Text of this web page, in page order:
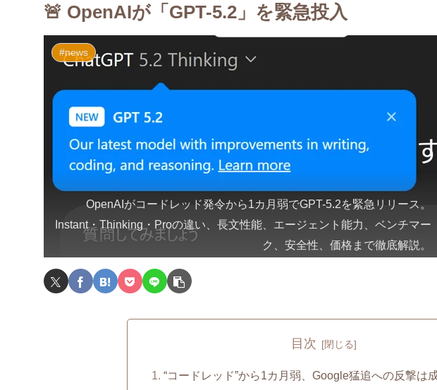
🚨 OpenAIが「GPT-5.2」を緊急投入
#news
OpenAIがコードレッド発令から1カ月弱でGPT-5.2を緊急リリース。
Instant・Thinking・Proの違い、長文性能、エージェント能力、ベンチマー
ク、安全性、価格まで徹底解説。
目次
“コードレッド”から1カ月弱、Google猛追への反撃は